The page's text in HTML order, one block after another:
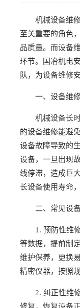
机械设备维
至关重要的角色
品质量。而设备
环节。国冶机电
队，为设备维修
一、设备维
机械设备长
的设备维修能避
设备故障导致的
设备，一旦出现
线停滞，造成巨
长设备使用寿命
二、常见设
1. 预防性维
等数据，提前制
维护保养，更换
精密仪器，按照
2. 纠正性维